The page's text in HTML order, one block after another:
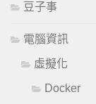
豆子事
電腦資訊
虛擬化
Docker